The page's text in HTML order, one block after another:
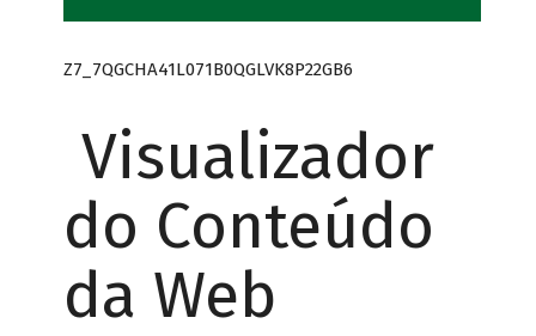
Z7_7QGCHA41L071B0QGLVK8P22GB6
Visualizador
do Conteúdo
da Web